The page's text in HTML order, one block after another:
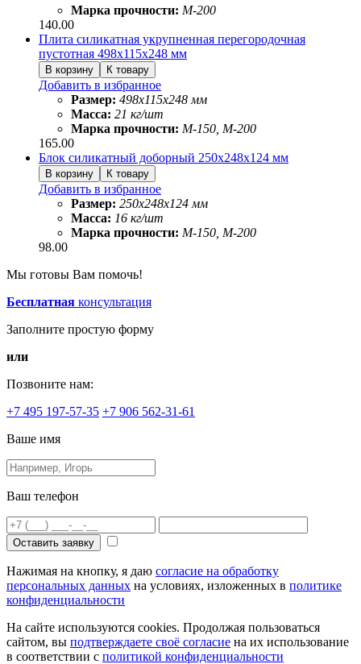
Марка прочности: М-200
140.00
Плита силикатная укрупненная перегородочная
пустотная 498х115х248 мм
Добавить в избранное
Размер: 498х115х248 мм
Масса: 21 кг/шт
Марка прочности: М-150, М-200
165.00
Блок силикатный доборный 250х248х124 мм
Добавить в избранное
Размер: 250х248х124 мм
Масса: 16 кг/шт
Марка прочности: М-150, М-200
98.00
Мы готовы Вам помочь!
Бесплатная консультация
Заполните простую форму
или
Позвоните нам:
+7 495 197-57-35 +7 906 562-31-61
Ваше имя
Ваш телефон
Оставить заявку
Нажимая на кнопку, я даю согласие на обработку
персональных данных на условиях, изложенных в политике
конфиденциальности
На сайте используются cookies. Продолжая пользоваться
сайтом, вы подтверждаете своё согласие на их использование
в соответствии с политикой конфиденциальности